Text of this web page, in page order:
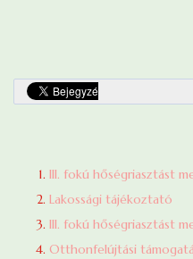
III. fokú hőségriasztást
Lakossági tájékoztató
III. fokú hőségriasztást
Otthonfelújtási